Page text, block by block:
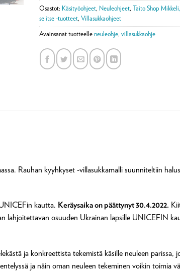
Osastot: Käsityöohjeet, Neuleohjeet, Taito Shop
se itse -tuotteet, Villasukkaohjeet
Avainsanat tuotteelle neuleohje, villasukkaohje
Rauhan kyyhkyset -villasukkamalli suunniteltiin
kautta. Keräysaika on päättynyt 30.4.2022.
lahjoitettavan osuuden Ukrainan lapsille UNICEFIN
ja konkreettista tekemistä käsille neuleen parissa,
ja näin oman neuleen tekeminen voikin toimia